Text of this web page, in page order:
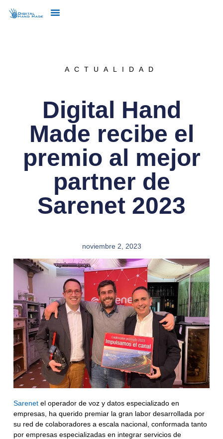
ACTUALIDAD
Digital Hand
Made recibe el
premio al mejor
partner de
Sarenet 2023
noviembre 2, 2023
Sarenet el operador de voz y datos especializado en
empresas, ha querido premiar la gran labor desarrollada por
su red de colaboradores a escala nacional, conformada tanto
por empresas especializadas en integrar servicios de